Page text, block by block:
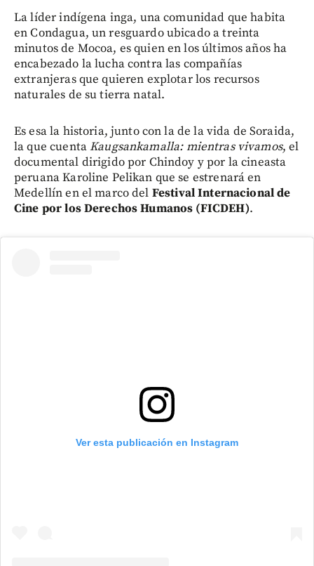
La líder indígena inga, una comunidad que habita
en Condagua, un resguardo ubicado a treinta
minutos de Mocoa, es quien en los últimos años ha
encabezado la lucha contra las compañías
extranjeras que quieren explotar los recursos
naturales de su tierra natal.
Es esa la historia, junto con la de la vida de Soraida,
la que cuentaKaugsankamalla: mientras vivamos, el
documental dirigido por Chindoy y por la cineasta
peruana Karoline Pelikan que se estrenará en
Medellín en el marco del Festival Internacional de
Cine por los Derechos Humanos (FICDEH).
Ver esta publicación en Instagram